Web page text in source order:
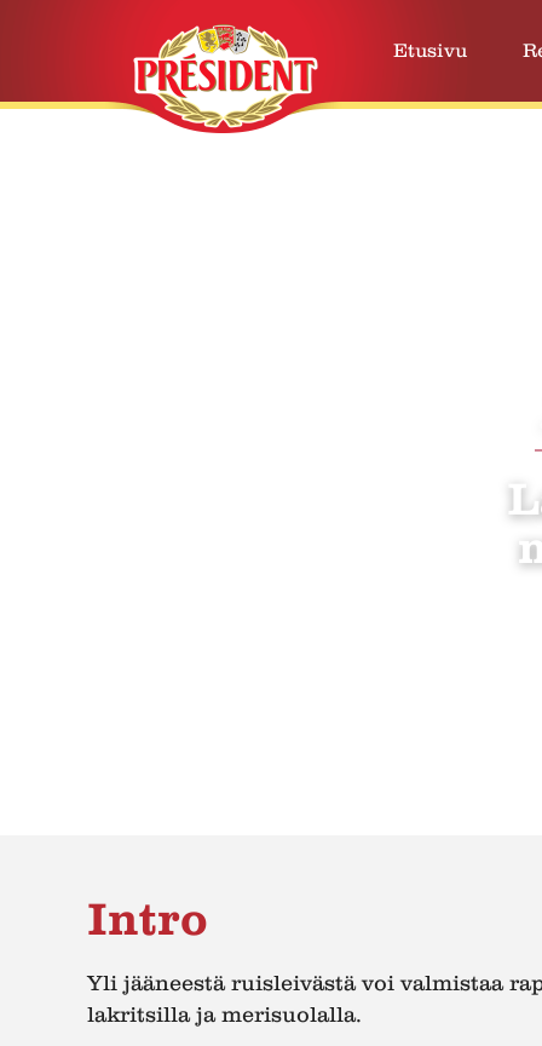
Etusivu
Intro
Yli jääneestä ruisleivästä voi valmistaa
lakritsilla ja merisuolalla.